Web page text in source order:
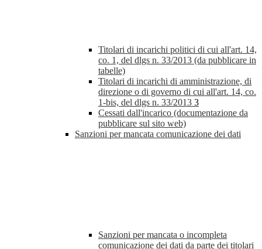
Titolari di incarichi politici di cui all'art. 14,
co. 1, del dlgs n. 33/2013 (da pubblicare in
tabelle)
Titolari di incarichi di amministrazione, di
direzione o di governo di cui all'art. 14, co.
1-bis, del dlgs n. 33/2013 3
Cessati dall'incarico (documentazione da
pubblicare sul sito web)
Sanzioni per mancata comunicazione dei dati
Sanzioni per mancata o incompleta
comunicazione dei dati da parte dei titolari